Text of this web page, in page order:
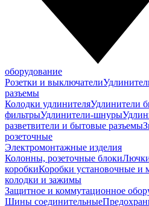
оборудование
Розетки и выключатели
разъемы
Колодки удлинителяУдлинители
фильтрыУдлинители-шнуры
разветвители и бытовые разъемы
розеточные
Электромонтажные изделия
Колонны, розеточные блоки
коробкиКоробки установочные и
колодки и зажимы
Защитное и коммутационное
Шины соединительные